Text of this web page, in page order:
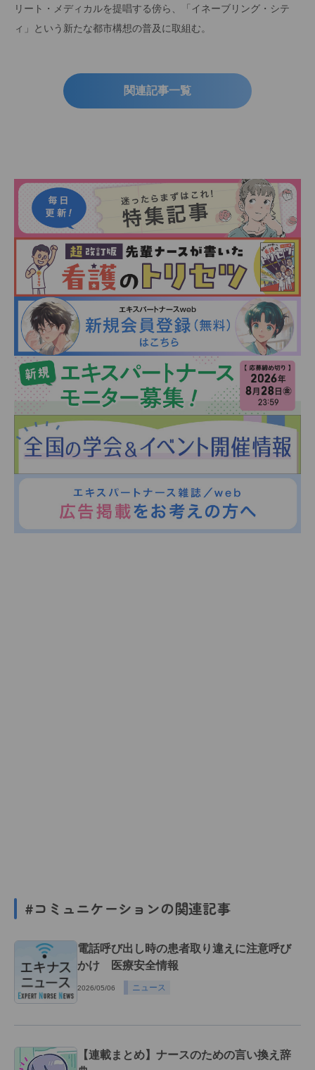
リート・メディカルを提唱する傍ら、「イネーブリング・シテ
ィ」という新たな都市構想の普及に取組む。
関連記事一覧
#コミュニケーションの関連記事
電話呼び出し時の患者取り違えに注意呼び
かけ 医療安全情報
2026/05/06 ニュース
【連載まとめ】ナースのための言い換え辞